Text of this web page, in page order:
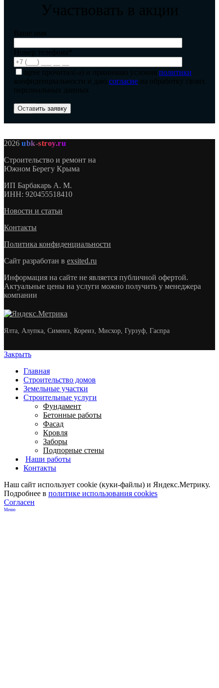
Меню
Участвовать в акции
Ваше имя
Номер телефона*
agree прочитал(-а) и принимаю условия политики
конфиденциальности и даю согласие на обработку своих
персональных данных
2026 ubk-stroy.ru
Строительство и ремонт на
Южном Берегу Крыма
ИП Барбакарь А. М.
ИНН: 920455518410
Новости и статьи
Контакты
Политика конфиденциальности
Сайт разработан в exsited.ru
Информация на сайте не является публичной офертой.
Актуальные цены на услуги можно получить у менеджера
компании
Ялта, Алупка, Симеиз, Кореиз, Мисхор, Гурзуф, Гаспра
Закрыть
Главная
Строительство домов
Земельные участки
Строительные услуги
Фундамент
Бетонные работы
Фасад
Кровля
Заборы
Подпорные стены
Наши работы
Контакты
Наш сайт использует cookie (куки-файлы) и Яндекс.Метрику.
Подробнее в политике использования cookies
Согласен